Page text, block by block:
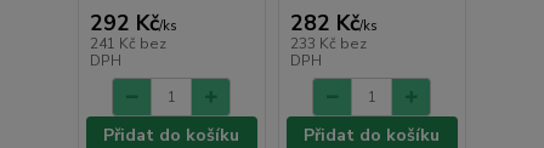
292 Kč/ks
241 Kč bez
DPH
Přidat do košíku
282 Kč/ks
233 Kč bez
DPH
Přidat do košíku